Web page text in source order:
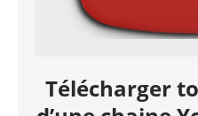
Télécharger